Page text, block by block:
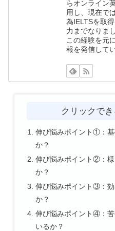
らオンライン
用し、現在で
為IELTSを取
力までなりまし
この経験を元
報を発信して
クリックで
伸び悩みポイント①：
か？
伸び悩みポイント②：
か？
伸び悩みポイント③：
か？
伸び悩みポイント④：
いるか？